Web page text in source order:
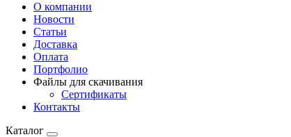
О компании
Новости
Статьи
Доставка
Оплата
Портфолио
Файлы для скачивания
Сертификаты
Контакты
Каталог